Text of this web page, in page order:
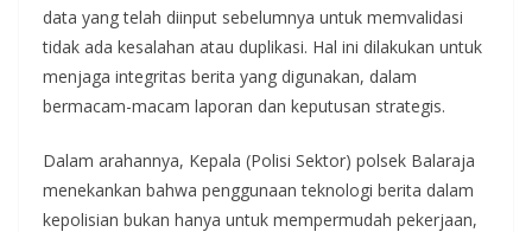
data yang telah diinput sebelumnya untuk memvalidasi
tidak ada kesalahan atau duplikasi. Hal ini dilakukan untuk
menjaga integritas berita yang digunakan, dalam
bermacam-macam laporan dan keputusan strategis.
Dalam arahannya, Kepala (Polisi Sektor) polsek Balaraja
menekankan bahwa penggunaan teknologi berita dalam
kepolisian bukan hanya untuk mempermudah pekerjaan,